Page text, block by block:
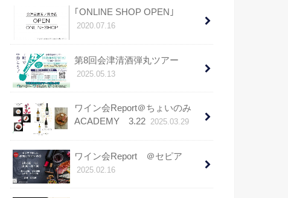
｢ONLINE SHOP OPEN｣
2020.07.16
第8回会津清酒弾丸ツアー
2025.05.13
ワイン会Report＠ちょいのみ
ACADEMY 3.22 2025.03.29
ワイン会Report ＠セピア
2025.02.16